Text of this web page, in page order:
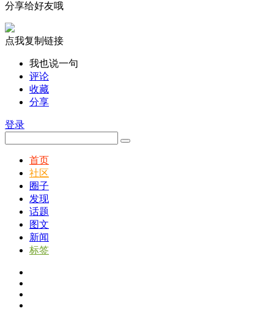
分享给好友哦
点我复制链接
我也说一句
评论
收藏
分享
登录
首页
社区
圈子
发现
话题
图文
新闻
标签